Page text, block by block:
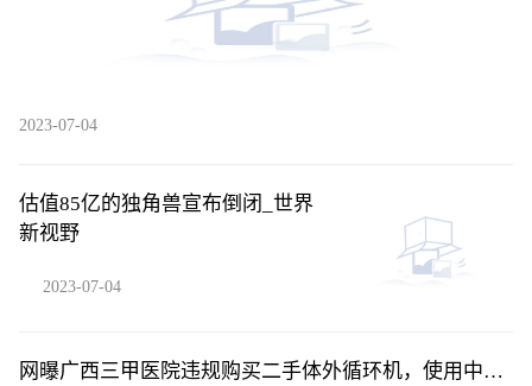
2023-07-04
估值85亿的独角兽宣布倒闭_世界
新视野
2023-07-04
网曝广西三甲医院违规购买二手体外循环机，使用中曾